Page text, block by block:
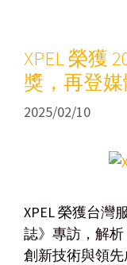
XPEL 榮獲
獎，再登媒
2025/02/10
XPEL 榮獲台灣
誌》專訪，解析
創新技術與領